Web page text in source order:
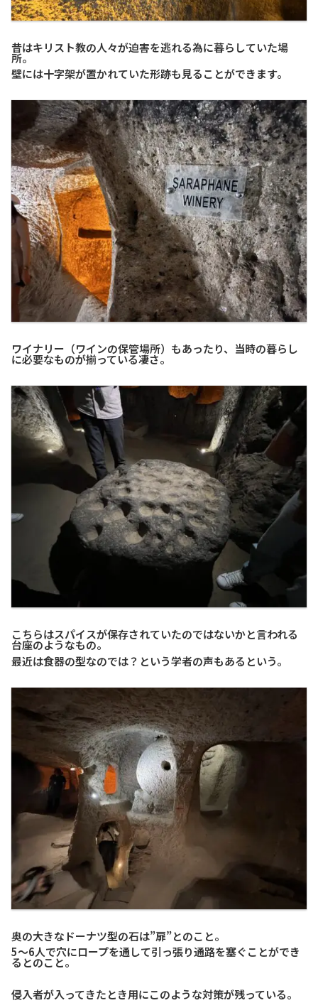
昔はキリスト教の人々が迫害を逃れる為に暮らしていた場
所。
壁には十字架が置かれていた形跡も見ることができます。
ワイナリー（ワインの保管場所）もあったり、当時の暮らし
に必要なものが揃っている凄さ。
こちらはスパイスが保存されていたのではないかと言われる
台座のようなもの。
最近は食器の型なのでは？という学者の声もあるという。
奥の大きなドーナツ型の石は”扉”とのこと。
5～6人で穴にロープを通して引っ張り通路を塞ぐことができ
るとのこと。
侵入者が入ってきたとき用にこのような対策が残っている。